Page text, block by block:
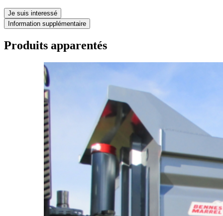
Je suis interessé
Information supplémentaire
Produits apparentés